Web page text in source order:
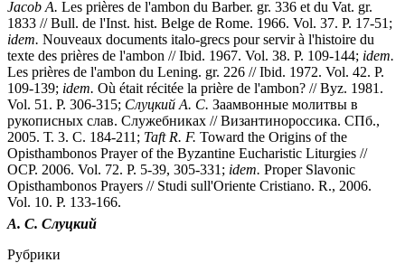
Jacob A. Les prières de l'ambon du Barber. gr. 336 et du Vat. gr.
1833 // Bull. de l'Inst. hist. Belge de Rome. 1966. Vol. 37. P. 17-51;
idem. Nouveaux documents italo-grecs pour servir à l'histoire du
texte des prières de l'ambon // Ibid. 1967. Vol. 38. P. 109-144; idem.
Les prières de l'ambon du Lening. gr. 226 // Ibid. 1972. Vol. 42. P.
109-139; idem. Où était récitée la prière de l'ambon? // Byz. 1981.
Vol. 51. P. 306-315; Слуцкий А. С. Заамвонные молитвы в
рукописных слав. Служебниках // Византинороссика. СПб.,
2005. Т. 3. С. 184-211; Taft R. F. Toward the Origins of the
Opisthambonos Prayer of the Byzantine Eucharistic Liturgies //
OCP. 2006. Vol. 72. P. 5-39, 305-331; idem. Proper Slavonic
Opisthambonos Prayers // Studi sull'Oriente Cristiano. R., 2006.
Vol. 10. P. 133-166.
А. С. Слуцкий
Рубрики